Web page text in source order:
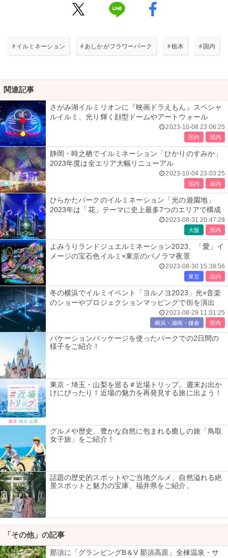
# イルミネーション # あしかがフラワーパーク #栃木 # 国内
関連記事
さがみ湖イルミリオンに『映画ドラえもん』スペシャ
ルイルミ、光り輝く顔型ドームやアートウォール
2023-10-08 23:06:25
国内 国内
静岡・時之栖でイルミネーション「ひかりのすみか」
2023年度は全エリア大幅リニューアル
2023-10-04 23:03:25
国内 国内
ひらかたパークのイルミネーション「光の遊園地」
2023年は「花」テーマに史上最多7つのエリアで構成
2023-08-31 20:47:28
大阪 国内
よみうりランドジュエルミネーション2023、「愛」イ
メージの宝石色イルミ×東京のパノラマ夜景
2023-08-30 15:38:56
東京 国内
冬の横浜でイルミイベント「ヨルノヨ2023」光×音楽
のショーやプロジェクションマッピングで街を演出
2023-08-29 11:01:25
横浜・湘南・鎌倉 国内
バケーションパッケージを使ったパークでの2日間の
様子をご紹介！
東京・埼玉・山梨を巡る＃近場トリップ。週末お出か
けにぴったり！近場の魅力を再発見する旅に出よう！
グルメや歴史、豊かな自然に包まれる癒しの旅「鳥取
女子旅」をご紹介！
話題の歴史的スポットやご当地グルメ、自然溢れる絶
景スポットと魅力の宝庫、福井県をご紹介。
「その他」の記事
那須に「グランピングB＆V 那須高原」全棟温泉・サ